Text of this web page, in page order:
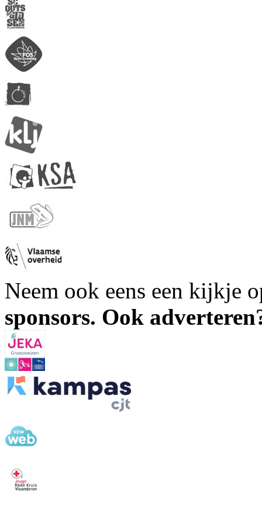
Neem ook eens een kijkje
sponsors. Ook